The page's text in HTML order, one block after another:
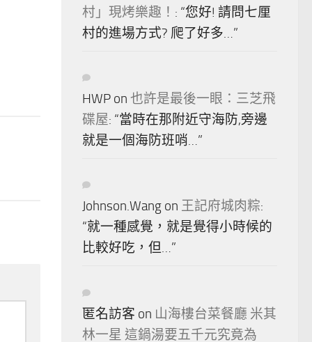
村」現烤樂趣！ : “您好! 請問七厘
村的進場方式? 爬了好多…”
HWP on 也許是最後一眼：三芝飛
碟屋: “當時在那附近守海防,旁邊
就是一個海防班哨…”
Johnson.Wang on 王記府城肉粽:
“就一種感覺，就是覺得小時候的
比較好吃，但…”
匿名訪客 on 山海樓台菜餐廳 米其
林一星 這鍋湯要五千元究竟為